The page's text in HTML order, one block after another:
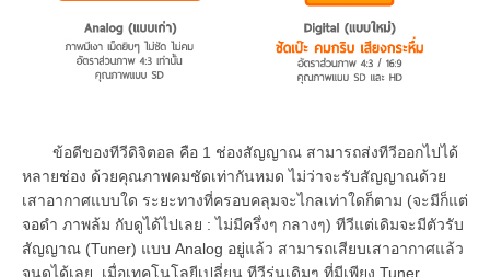
ข้อดีของทีวีดิจิตอล คือ 1 ช่องสัญญาณ สามารถส่งทีวีออกไปได้
หลายช่อง ด้วยคุณภาพคมชัดเท่ากันหมด ไม่ว่าจะรับสัญญาณด้วย
เสาอากาศแบบใด ระยะทางที่ครอบคลุมจะไกลเท่าใดก็ตาม (จะมีก็แต่
จอดำ ภาพล้ม กับดูได้ไปเลย : ไม่มีครึ่งๆ กลางๆ) ทีวีแต่เดิมจะมีตัวรับ
สัญญาณ (Tuner) แบบ Analog อยู่แล้ว สามารถเสียบเสาอากาศแล้ว
จูนดูได้เลย เมื่อเทคโนโลยีเปลี่ยน ทีวีรุ่นเดิมๆ ที่มีเพียง Tuner